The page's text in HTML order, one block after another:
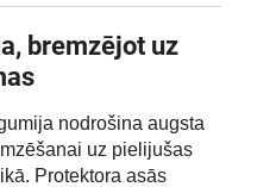
bremzējot uz
nodrošina augsta
uz pielijušas
Protektora asās